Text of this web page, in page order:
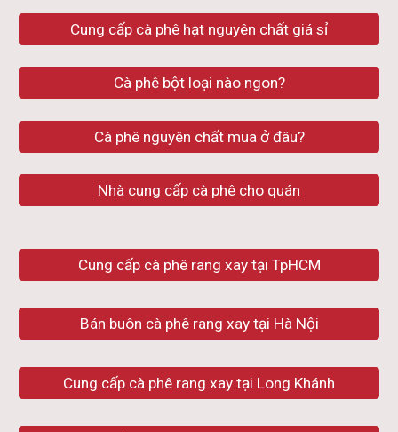
Cung cấp cà phê hạt nguyên chất giá sỉ
Cà phê bột loại nào ngon?
Cà phê nguyên chất mua ở đâu?
Nhà cung cấp cà phê cho quán
Cung cấp cà phê rang xay tại TpHCM
Bán buôn cà phê rang xay tại Hà Nội
Cung cấp cà phê rang xay tại Long Khánh